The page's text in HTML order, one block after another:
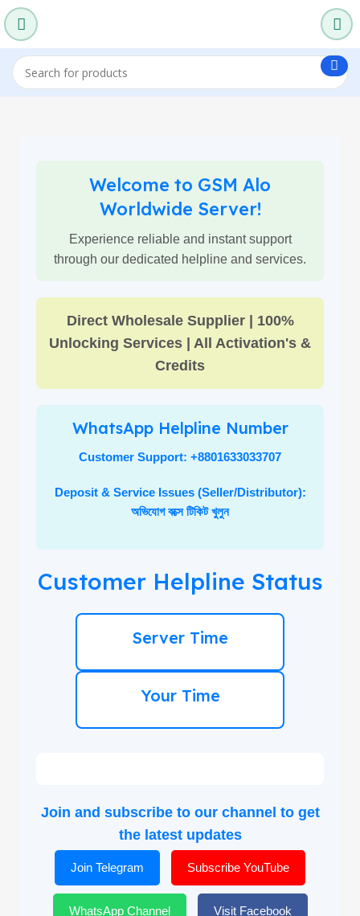
Welcome to GSM Alo
Worldwide Server!
Experience reliable and instant support
through our dedicated helpline and services.
Direct Wholesale Supplier | 100%
Unlocking Services | All Activation's &
Credits
WhatsApp Helpline Number
Customer Support: +8801633033707
Deposit & Service Issues (Seller/Distributor):
অভিযোগ বক্সে টিকিট খুলুন
Customer Helpline Status
Server Time
Your Time
Join and subscribe to our channel to get
the latest updates
Join Telegram Subscribe YouTube
WhatsApp Channel Visit Facebook